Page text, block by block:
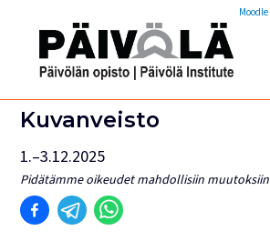
Moodle
Yleisakatemia
Lyhytkurssit
Päivölän opisto
Opiskelijatarinoita
Kuvanveisto
1.–3.12.2025
Pidätämme oikeudet mahdollisiin muutoksiin